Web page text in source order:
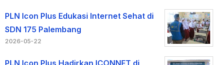
PLN Icon Plus Edukasi Internet Sehat di
SDN 175 Palembang
2026-05-22